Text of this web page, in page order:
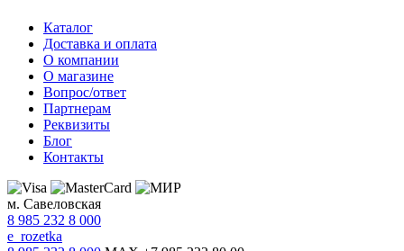
Каталог
Доставка и оплата
О компании
О магазине
Вопрос/ответ
Партнерам
Реквизиты
Блог
Контакты
м. Савеловская
8 985 232 8 000
e_rozetka